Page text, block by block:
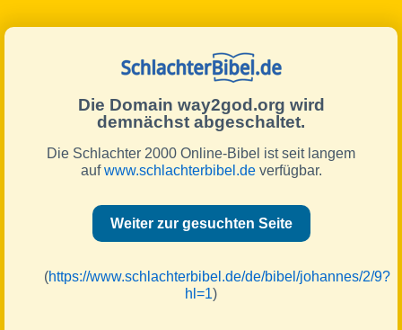
Die Domain way2god.org wird
demnächst abgeschaltet.
Die Schlachter 2000 Online-Bibel ist seit langem
aufwww.schlachterbibel.deverfügbar.
Weiter zur gesuchten Seite
(https://www.schlachterbibel.de/de/bibel/johannes/2/9?
hl=1)